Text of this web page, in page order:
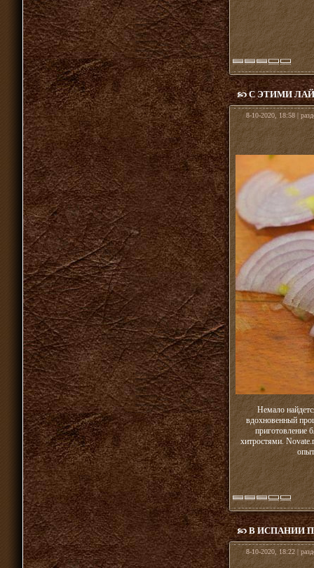
С ЭТИМИ
8-10-2020, 18:58 |
Немало
вдохновенный
приготовление
хитростями.
В ИСПАНИИ
8-10-2020, 18:22 |